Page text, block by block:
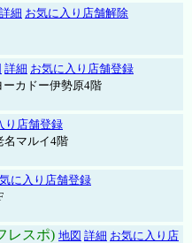
詳細 お気に入り店舗解除
詳細 お気に入り店舗登録
カドー伊勢原4階
り店舗登録
名マルイ4階
に入り店舗登録
レスポ) 地図 詳細 お気に入り店